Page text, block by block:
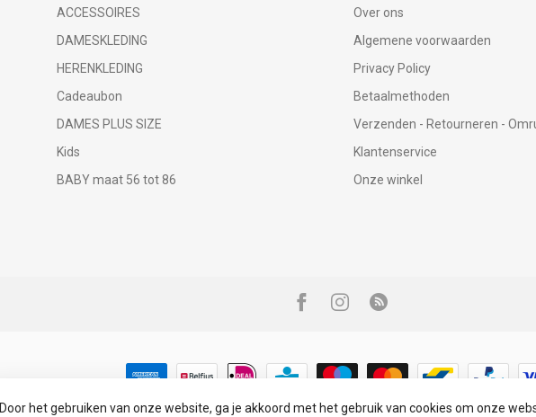
ACCESSOIRES
DAMESKLEDING
HERENKLEDING
Cadeaubon
DAMES PLUS SIZE
Kids
BABY maat 56 tot 86
Over ons
Algemene voorwaarden
Privacy Policy
Betaalmethoden
Verzenden - Retourneren -
Klantenservice
Onze winkel
© Copyright 2026 Infinity Fashion
Door het gebruiken van onze website, ga je akkoord met het gebruik van cookies om onze